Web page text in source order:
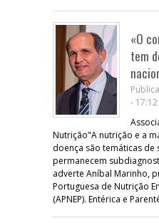
«O
tem
- 17:12
Nutrição"A nutrição e a
doença são temáticas de
permanecem
adverte Aníbal Marinho,
Portuguesa de Nutrição
(APNEP). Entérica e